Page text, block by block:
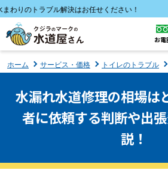
のトラブル解決はお任せください！
お電
ホーム サービス・価格 トイレのトラブル
水漏れ水道修理の相場は
者に依頼する判断や出
説！